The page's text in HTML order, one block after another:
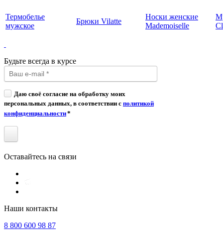
Термобелье
мужское
Брюки Vilatte
Носки женские
Mademoiselle
Будьте всегда в курсе
Даю своё согласие на обработку моих
персональных данных, в соответствии с политикой
конфиденциальности*
Оставайтесь на связи
Наши контакты
8 800 600 98 87